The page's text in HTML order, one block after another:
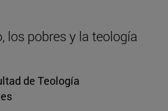
los pobres y la teología
de Teología